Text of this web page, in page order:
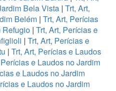
Bela Vista| Trt, Art,
Belém | Trt, Art, Perícias
Refugio | Trt, Art, Perícias e
| Trt, Art, Perícias e
| Trt, Art, Perícias e Laudos
e Laudos no Jardim
e Laudos no Jardim
e Laudos no Jardim